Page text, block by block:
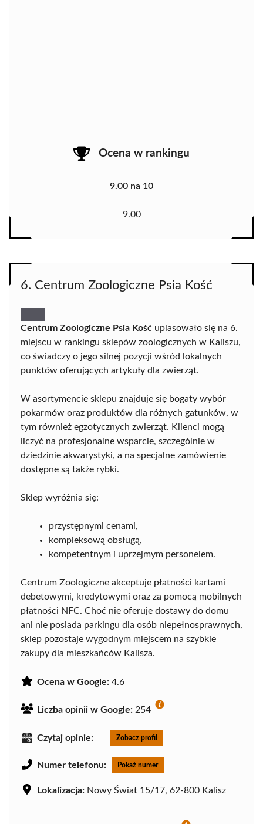
Ocena w rankingu
9.00 na 10
9.00
6. Centrum Zoologiczne Psia Kość
Centrum Zoologiczne Psia Kość uplasowało się na 6.
miejscu w rankingu sklepów zoologicznych w Kaliszu,
co świadczy o jego silnej pozycji wśród lokalnych
punktów oferujących artykuły dla zwierząt.
W asortymencie sklepu znajduje się bogaty wybór
pokarmów oraz produktów dla różnych gatunków, w
tym również egzotycznych zwierząt. Klienci mogą
liczyć na profesjonalne wsparcie, szczególnie w
dziedzinie akwarystyki, a na specjalne zamówienie
dostępne są także rybki.
Sklep wyróżnia się:
przystępnymi cenami,
kompleksową obsługą,
kompetentnym i uprzejmym personelem.
Centrum Zoologiczne akceptuje płatności kartami
debetowymi, kredytowymi oraz za pomocą mobilnych
płatności NFC. Choć nie oferuje dostawy do domu
ani nie posiada parkingu dla osób niepełnosprawnych,
sklep pozostaje wygodnym miejscem na szybkie
zakupy dla mieszkańców Kalisza.
Ocena w Google: 4.6
Liczba opinii w Google: 254
Czytaj opinie: Zobacz profil
Numer telefonu: Pokaż numer
Lokalizacja: Nowy Świat 15/17, 62-800 Kalisz